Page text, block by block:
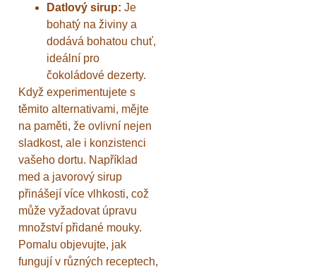
Datlový sirup: Je
bohatý na živiny a
dodává bohatou chuť,
ideální pro
čokoládové dezerty.
Když experimentujete s
těmito alternativami, mějte
na paměti, že ovlivní nejen
sladkost, ale i konzistenci
vašeho dortu. Například
med a javorový sirup
přinášejí více vlhkosti, což
může vyžadovat úpravu
množství přidané mouky.
Pomalu objevujte, jak
fungují v různých receptech,